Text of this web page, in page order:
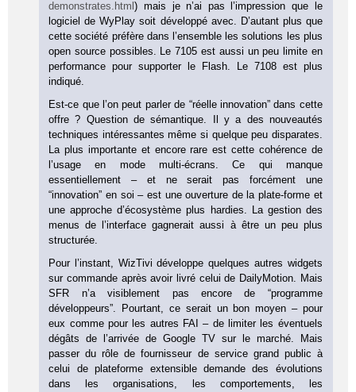
demonstrates.html) mais je n’ai pas l’impression que le
logiciel de WyPlay soit développé avec. D’autant plus que
cette société préfère dans l’ensemble les solutions les plus
open source possibles. Le 7105 est aussi un peu limite en
performance pour supporter le Flash. Le 7108 est plus
indiqué.
Est-ce que l’on peut parler de “réelle innovation” dans cette
offre ? Question de sémantique. Il y a des nouveautés
techniques intéressantes même si quelque peu disparates.
La plus importante et encore rare est cette cohérence de
l’usage en mode multi-écrans. Ce qui manque
essentiellement – et ne serait pas forcément une
“innovation” en soi – est une ouverture de la plate-forme et
une approche d’écosystème plus hardies. La gestion des
menus de l’interface gagnerait aussi à être un peu plus
structurée.
Pour l’instant, WizTivi développe quelques autres widgets
sur commande après avoir livré celui de DailyMotion. Mais
SFR n’a visiblement pas encore de “programme
développeurs”. Pourtant, ce serait un bon moyen – pour
eux comme pour les autres FAI – de limiter les éventuels
dégâts de l’arrivée de Google TV sur le marché. Mais
passer du rôle de fournisseur de service grand public à
celui de plateforme extensible demande des évolutions
dans les organisations, les comportements, les